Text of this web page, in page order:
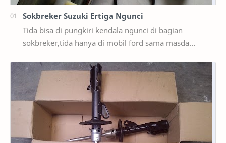
Sokbreker Suzuki Ertiga Ngunci
Tida bisa di pungkiri kendala ngunci di bagian
sokbreker,tida hanya di mobil ford sama masda